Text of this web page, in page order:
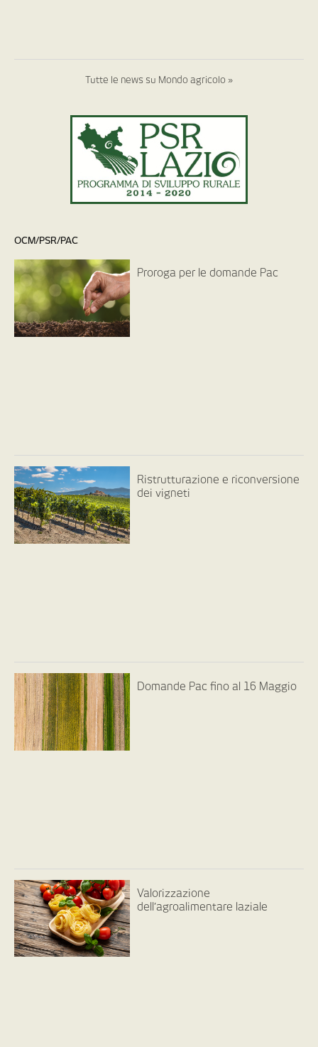
Tutte le news su Mondo agricolo »
OCM/PSR/PAC
Proroga per le domande Pac
Ristrutturazione e riconversione
dei vigneti
Domande Pac fino al 16 Maggio
Valorizzazione
dell’agroalimentare laziale